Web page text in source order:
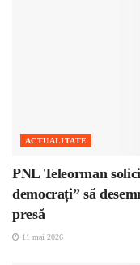
ACTUALITATE
PNL Teleorman
democrați” să
presă
11 mai 2026